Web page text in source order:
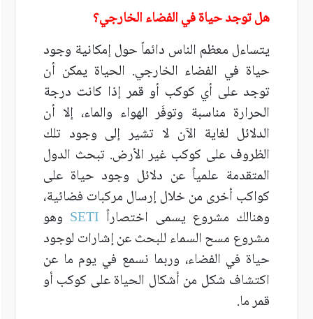
هل توجد حياة في الفضاء الخارجي؟
يتساءل معظم الناس دائماً حول إمكانية وجود
حياة في الفضاء الخارجي. الحياة يمكن أن
توجد على أي كوكب أو قمر إذا كانت درجة
الحرارة مناسبة وتوفَر الهواء والماء، إلا أن
الدلائل لغاية الآن لا تشير إلى وجود تلك
الظروف على كوكب غير الأرض. تبحث الدول
المتقدمة علمياً عن دلائل وجود حياة على
كواكب أخرى من خلال إرسال مركبات فضائية،
وهنالك مشروع يسمى اختصاراً SETI وهو
مشروع مسح السماء للبحث عن إشارات لوجود
حياة في الفضاء، وربما نسمع في يوم ما عن
اكتشاف شكل من أشكال الحياة على كوكب أو
قمر ما.